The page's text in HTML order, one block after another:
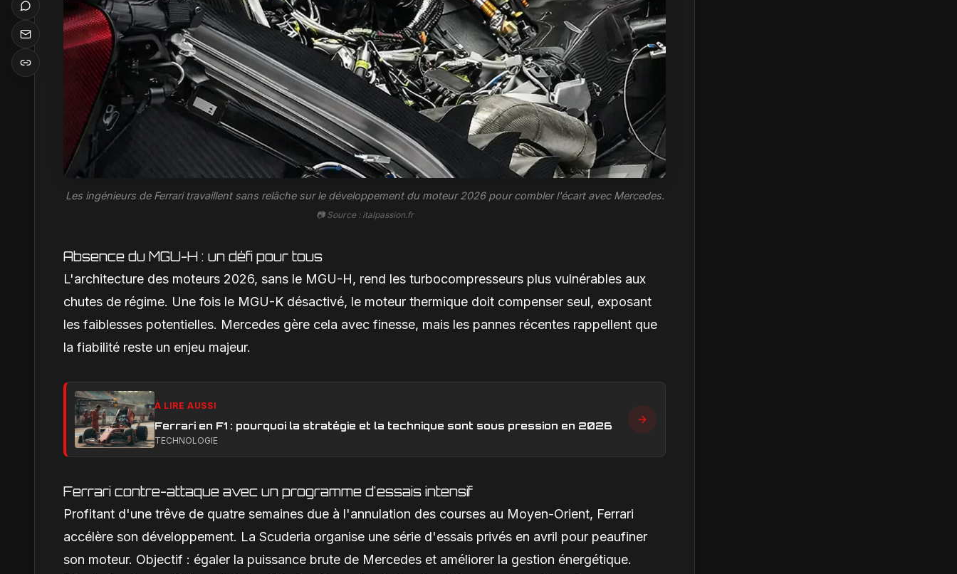
Les ingénieurs de Ferrari travaillent sans relâche sur le développement du moteur 2026 pour combler l'écart avec Mercedes.
📷 Source : italpassion.fr
Absence du MGU-H : un défi pour tous
L'architecture des moteurs 2026, sans le MGU-H, rend les turbocompresseurs plus vulnérables aux
chutes de régime. Une fois le MGU-K désactivé, le moteur thermique doit compenser seul, exposant
les faiblesses potentielles. Mercedes gère cela avec finesse, mais les pannes récentes rappellent que
la fiabilité reste un enjeu majeur.
À LIRE AUSSI
Ferrari en F1 : pourquoi la stratégie et la technique sont sous pression en 2026
TECHNOLOGIE
Ferrari contre-attaque avec un programme d'essais intensif
Profitant d'une trêve de quatre semaines due à l'annulation des courses au Moyen-Orient, Ferrari
accélère son développement. La Scuderia organise une série d'essais privés en avril pour peaufiner
son moteur. Objectif : égaler la puissance brute de Mercedes et améliorer la gestion énergétique.